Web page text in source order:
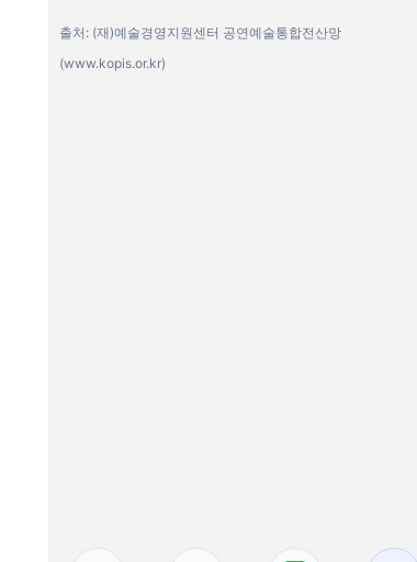
출처: (재)예술경영지원센터 공연예술통합전산망
(www.kopis.or.kr)